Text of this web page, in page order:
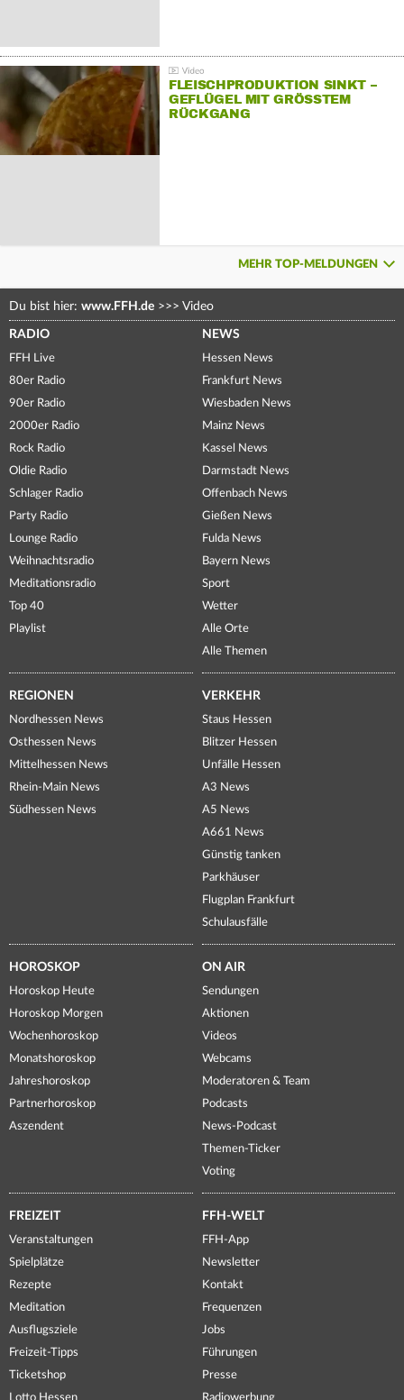
FLEISCHPRODUKTION SINKT –
GEFLÜGEL MIT GRÖSSTEM R
ÜCKGANG
MEHR TOP-MELDUNGEN
Du bist hier: www.FFH.de >>> Video
RADIO
FFH Live
80er Radio
90er Radio
2000er Radio
Rock Radio
Oldie Radio
Schlager Radio
Party Radio
Lounge Radio
Weihnachtsradio
Meditationsradio
Top 40
Playlist
NEWS
Hessen News
Frankfurt News
Wiesbaden News
Mainz News
Kassel News
Darmstadt News
Offenbach News
Gießen News
Fulda News
Bayern News
Sport
Wetter
Alle Orte
Alle Themen
REGIONEN
Nordhessen News
Osthessen News
Mittelhessen News
Rhein-Main News
Südhessen News
VERKEHR
Staus Hessen
Blitzer Hessen
Unfälle Hessen
A3 News
A5 News
A661 News
Günstig tanken
Parkhäuser
Flugplan Frankfurt
Schulausfälle
HOROSKOP
Horoskop Heute
Horoskop Morgen
Wochenhoroskop
Monatshoroskop
Jahreshoroskop
Partnerhoroskop
Aszendent
ON AIR
Sendungen
Aktionen
Videos
Webcams
Moderatoren & Team
Podcasts
News-Podcast
Themen-Ticker
Voting
FREIZEIT
Veranstaltungen
Spielplätze
Rezepte
Meditation
Ausflugsziele
Freizeit-Tipps
Ticketshop
Lotto Hessen
FFH-WELT
FFH-App
Newsletter
Kontakt
Frequenzen
Jobs
Führungen
Presse
Radiowerbung